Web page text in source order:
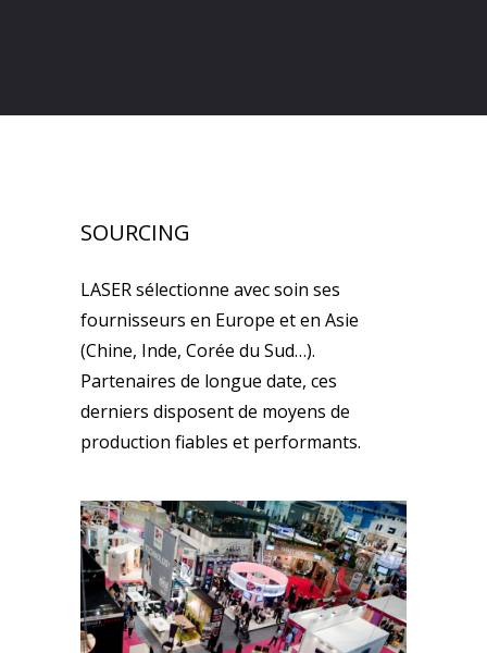
SOURCING
LASER sélectionne avec soin ses
fournisseurs en Europe et en Asie
(Chine, Inde, Corée du Sud…).
Partenaires de longue date, ces
derniers disposent de moyens de
production fiables et performants.